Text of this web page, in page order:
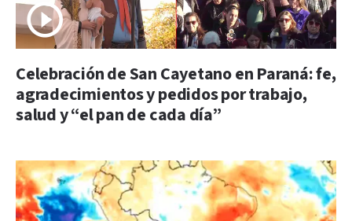
Celebración de San Cayetano en Paraná: fe,
agradecimientos y pedidos por trabajo,
salud y “el pan de cada día”